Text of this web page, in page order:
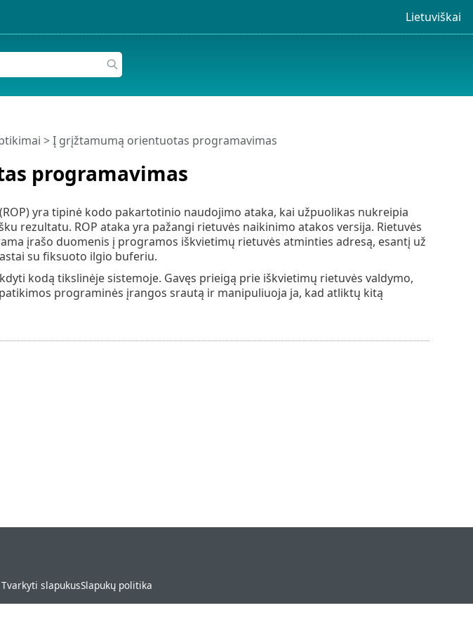
Lietuviškai
programavimas
> Į grįžtamumą orientuotas programavimas
yra tipinė kodo pakartotinio naudojimo ataka, kai užpuolikas nukreipia
rezultatu. ROP ataka yra pažangi rietuvės naikinimo atakos versija. Rietuvės
įrašo duomenis į programos iškvietimų rietuvės atminties adresą, esantį už
su fiksuoto ilgio buferiu.
kodą tikslinėje sistemoje. Gavęs prieigą prie iškvietimų rietuvės valdymo,
programinės įrangos srautą ir manipuliuoja ja, kad atliktų kitą
Tvarkyti slapukusSlapukų politika